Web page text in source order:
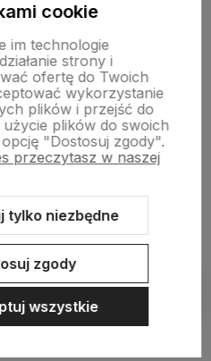
Szablon Shoper Modern 3.0™
cookie
im technologie
strony i
ofertę do Twoich
wykorzystanie
plików i przejść do
plików do swoich
"Dostosuj zgody".
przeczytasz w naszej
tylko niezbędne
zgody
wszystkie